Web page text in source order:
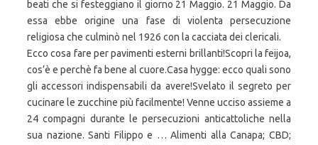
beati che si festeggiano il giorno 21 Maggio. 21 Maggio. Da
essa ebbe origine una fase di violenta persecuzione
religiosa che culminò nel 1926 con la cacciata dei clericali.
Ecco cosa fare per pavimenti esterni brillanti!Scopri la feijoa,
cos’è e perchè fa bene al cuore.Casa hygge: ecco quali sono
gli accessori indispensabili da avere!Svelato il segreto per
cucinare le zucchine più facilmente! Venne ucciso assieme a
24 compagni durante le persecuzioni anticattoliche nella
sua nazione. Santi Filippo e … Alimenti alla Canapa; CBD;